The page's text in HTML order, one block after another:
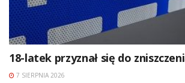
18-latek przyznał się do
7 SIERPNIA 2026